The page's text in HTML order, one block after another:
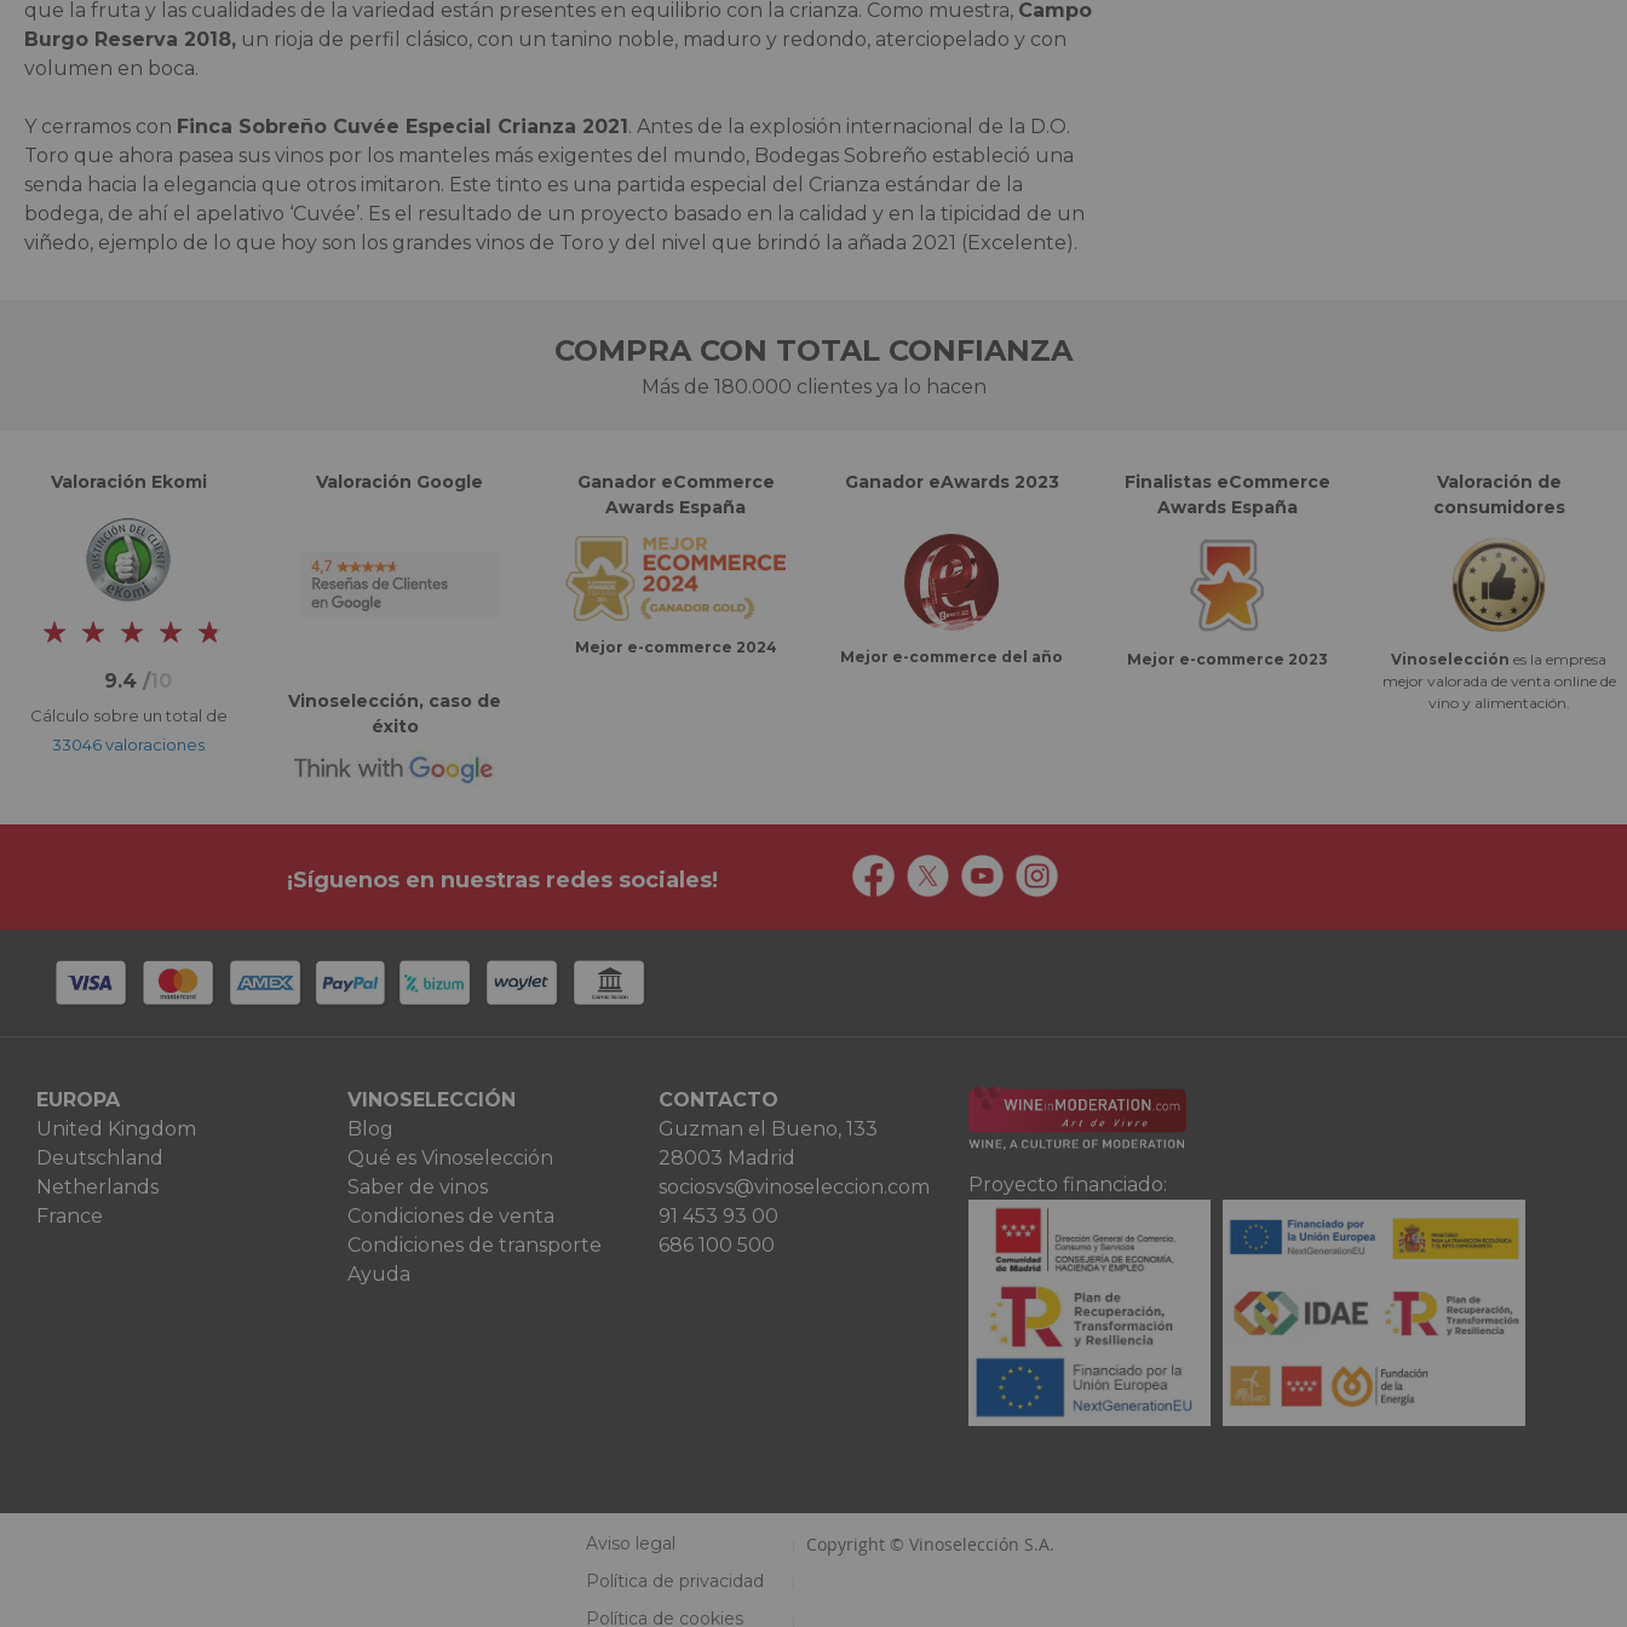
que la fruta y las cualidades de la variedad están presentes en equilibrio con la crianza. Como muestra, Campo
Burgo Reserva 2018, un rioja de perfil clásico, con un tanino noble, maduro y redondo, aterciopelado y con
volumen en boca.
Y cerramos con Finca Sobreño Cuvée Especial Crianza 2021. Antes de la explosión internacional de la D.O.
Toro que ahora pasea sus vinos por los manteles más exigentes del mundo, Bodegas Sobreño estableció una
senda hacia la elegancia que otros imitaron. Este tinto es una partida especial del Crianza estándar de la
bodega, de ahí el apelativo ‘Cuvée’. Es el resultado de un proyecto basado en la calidad y en la tipicidad de un
viñedo, ejemplo de lo que hoy son los grandes vinos de Toro y del nivel que brindó la añada 2021 (Excelente).
COMPRA CON TOTAL CONFIANZA
Más de 180.000 clientes ya lo hacen
Valoración Ekomi
9.4 /10
Cálculo sobre un total de
33046 valoraciones
Valoración Google
Vinoselección, caso de
éxito
Ganador eCommerce
Awards España
Mejor e-commerce 2024
Ganador eAwards 2023
Mejor e-commerce del año
Finalistas eCommerce
Awards España
Mejor e-commerce 2023
Valoración de
consumidores
Vinoselección es la empresa
mejor valorada de venta online de
vino y alimentación.
¡Síguenos en nuestras redes sociales!
EUROPA
United Kingdom
Deutschland
Netherlands
France
VINOSELECCIÓN
Blog
Qué es Vinoselección
Saber de vinos
Condiciones de venta
Condiciones de transporte
Ayuda
CONTACTO
Guzman el Bueno, 133
28003 Madrid
sociosvs@vinoseleccion.com
91 453 93 00
686 100 500
Proyecto financiado:
Aviso legal
Política de privacidad
Política de cookies
Copyright © Vinoselección S.A.